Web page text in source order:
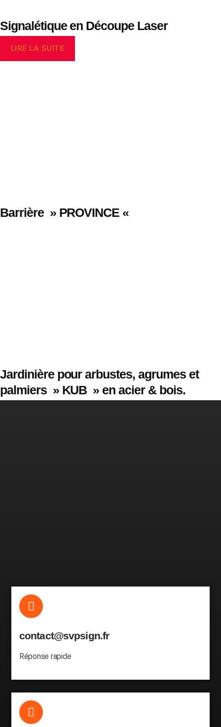
Signalétique en Découpe Laser
LIRE LA SUITE
Barrière » PROVINCE «
Jardinière pour arbustes, agrumes et
palmiers » KUB » en acier & bois.
contact@svpsign.fr
Réponse rapide